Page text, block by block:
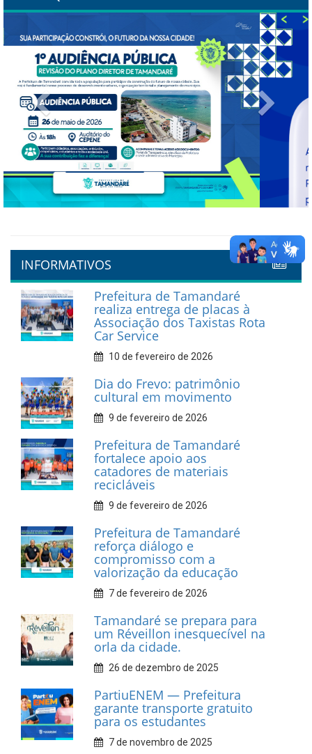
Previous Next
INFORMATIVOS
Prefeitura de Tamandaré
realiza entrega de placas à
Associação dos Taxistas Rota
Car Service
10 de fevereiro de 2026
Dia do Frevo: patrimônio
cultural em movimento
9 de fevereiro de 2026
Prefeitura de Tamandaré
fortalece apoio aos
catadores de materiais
recicláveis
9 de fevereiro de 2026